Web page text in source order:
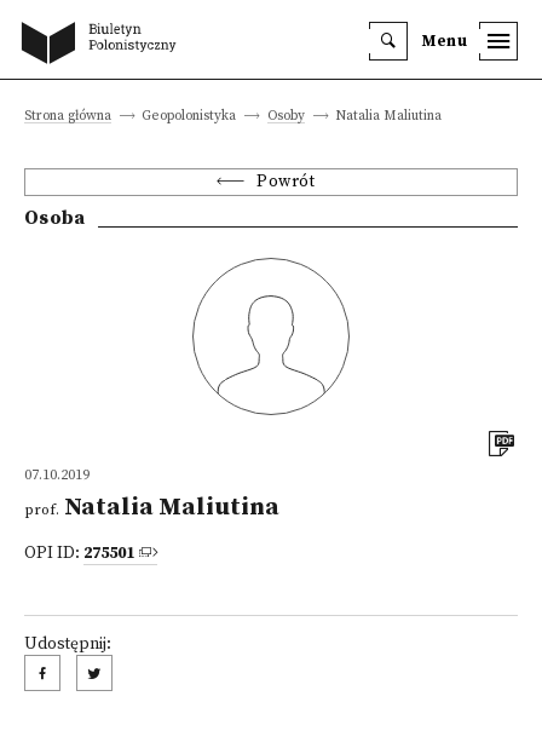
Menu
Strona główna Geopolonistyka Osoby Natalia Maliutina
Powrót
Osoba
07.10.2019
prof. Natalia Maliutina
OPI ID: 275501
Udostępnij: